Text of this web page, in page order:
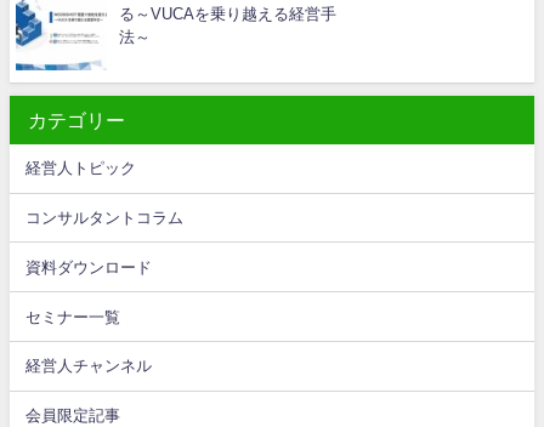
る～VUCAを乗り越える経営手
法～
カテゴリー
経営人トピック
コンサルタントコラム
資料ダウンロード
セミナー一覧
経営人チャンネル
会員限定記事